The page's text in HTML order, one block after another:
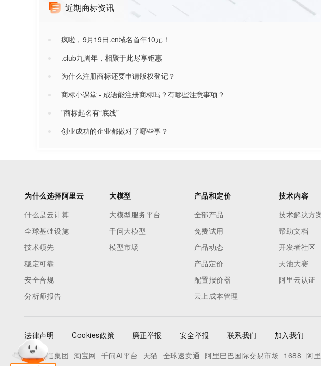
近期商标资讯
疯啦，9月19日.cn域名首年10元！
.club九周年，相聚于此尽享钜惠
为什么注册商标还要申请版权登记？
商标小课堂 - 成语能注册商标吗？有哪些注意事项？
"商标起名有“底线”
创业成功的企业都做对了哪些事？